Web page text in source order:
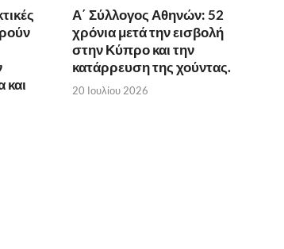
και
Α΄ Σύλλογος Αθηνών: 52
χρόνια μετά την εισβολή
στην Κύπρο και την
κατάρρευση της χούντας.
20 Ιουλίου 2026